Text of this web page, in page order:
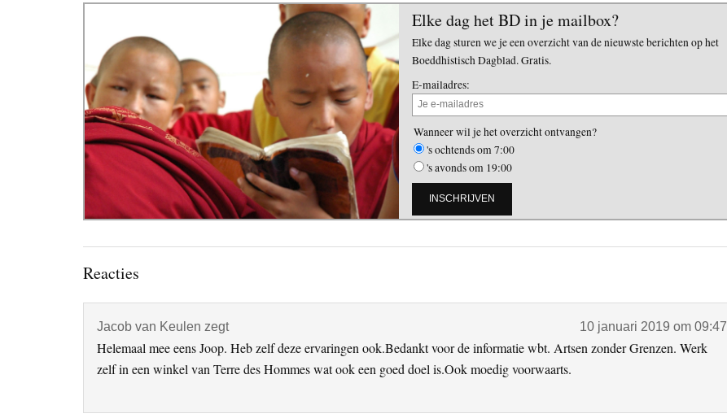
Elke dag het BD in je mailbox?
Elke dag sturen we je een overzicht van de nieuwste berichten op het
Boeddhistisch Dagblad. Gratis.
E-mailadres:
Wanneer wil je het overzicht ontvangen?
's ochtends om 7:00
's avonds om 19:00
Lees
Reacties
Jacob van Keulen zegt 10 januari 2019 om 09:47
Helemaal mee eens Joop. Heb zelf deze ervaringen ook.Bedankt voor de informatie wbt. Artsen zonder Grenzen. Werk
zelf in een winkel van Terre des Hommes wat ook een goed doel is.Ook moedig voorwaarts.